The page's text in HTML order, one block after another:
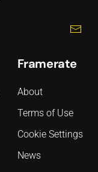
Framerate
About
Terms of Use
Cookie Settings
News